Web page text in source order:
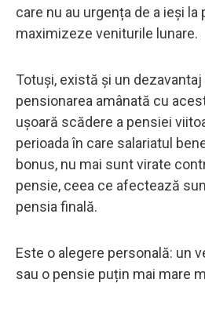
care nu au urgența de a ieși la
maximizeze veniturile lunare.
Totuși, există și un
pensionarea amânată cu
ușoară scădere a pensiei
perioada în care salariatul
bonus, nu mai sunt virate
pensie, ceea ce afectează
pensia finală.
Este o alegere personală: un
sau o pensie puțin mai mare